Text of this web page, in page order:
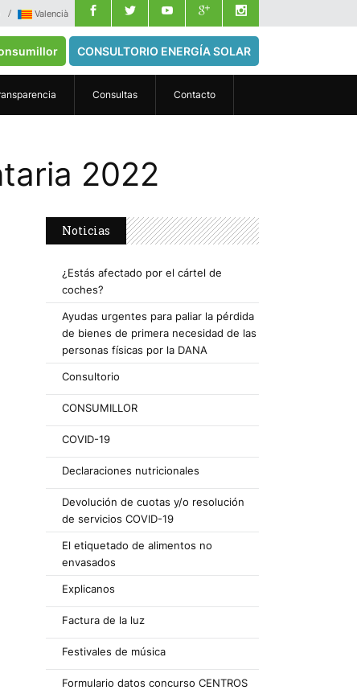
Valencià
CONSULTORIO ENERGÍA SOLAR
Consultas Contacto
2022
Noticias
¿Estás afectado por el cártel de
coches?
Ayudas urgentes para paliar la pérdida
de bienes de primera necesidad de las
personas físicas por la DANA
Consultorio
CONSUMILLOR
COVID-19
Declaraciones nutricionales
Devolución de cuotas y/o resolución
de servicios COVID-19
El etiquetado de alimentos no
envasados
Explicanos
Factura de la luz
Festivales de música
Formulario datos concurso CENTROS